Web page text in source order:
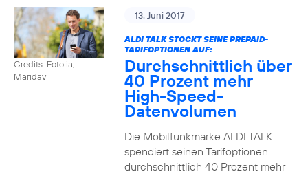
Credits: Fotolia,
Maridav
13. Juni 2017
ALDI TALK STOCKT SEINE PREPAID-
TARIFOPTIONEN AUF:
Durchschnittlich über
40 Prozent mehr
High-Speed-
Datenvolumen
Die Mobilfunkmarke ALDI TALK
spendiert seinen Tarifoptionen
durchschnittlich 40 Prozent mehr